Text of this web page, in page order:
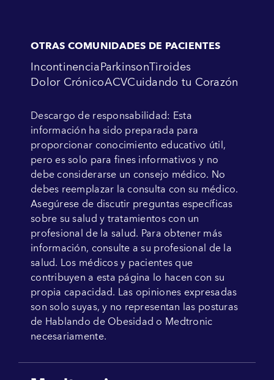
OTRAS COMUNIDADES DE PACIENTES
IncontinenciaParkinsonTiroides
Dolor CrónicoACVCuidando tu Corazón
Descargo de responsabilidad: Esta
información ha sido preparada para
proporcionar conocimiento educativo útil,
pero es solo para fines informativos y no
debe considerarse un consejo médico. No
debes reemplazar la consulta con su médico.
Asegúrese de discutir preguntas específicas
sobre su salud y tratamientos con un
profesional de la salud. Para obtener más
información, consulte a su profesional de la
salud. Los médicos y pacientes que
contribuyen a esta página lo hacen con su
propia capacidad. Las opiniones expresadas
son solo suyas, y no representan las posturas
de Hablando de Obesidad o Medtronic
necesariamente.